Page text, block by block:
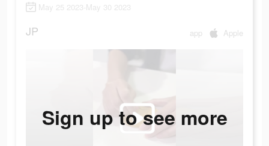
May 25 2023-May 30 2023
JP app Apple
Sign up to see more